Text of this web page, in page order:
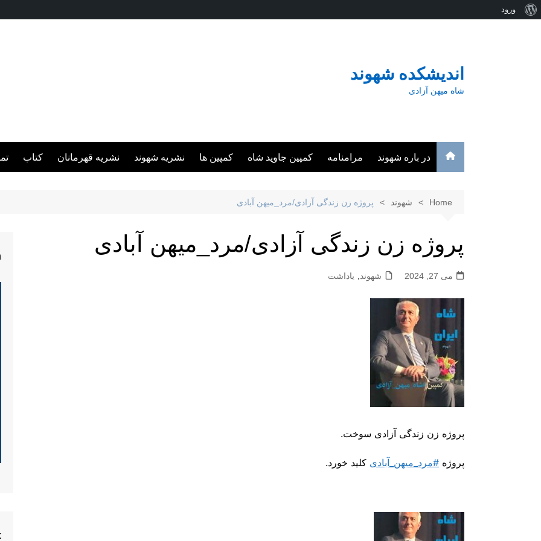
درباره
ورود
اندیشکده شهوند
شاه میهن آزادی
در باره شهوند مرامنامه کمپین جاوید شاه کمپین ها نشریه شهوند نشریه قهرمانان کتاب
Home شهوند پروژه زن زندگی آزادی/مرد_میهن آبادی
پروژه زن زندگی آزادی/مرد_میهن آبادی
می 27, 2024 شهوند یاداشت
پروژه زن زندگی آزادی سوخت.
پروژه #مرد_میهن_آبادی کلید خورد.